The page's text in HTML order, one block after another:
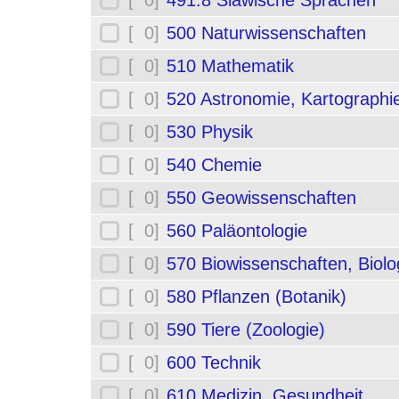
[ 0] 500 Naturwissenschaften
[ 0] 510 Mathematik
[ 0] 520 Astronomie,
[ 0] 530 Physik
[ 0] 540 Chemie
[ 0] 550 Geowissenschaften
[ 0] 560 Paläontologie
[ 0] 570 Biowissenschaften,
[ 0] 580 Pflanzen (Botanik)
[ 0] 590 Tiere (Zoologie)
[ 0] 600 Technik